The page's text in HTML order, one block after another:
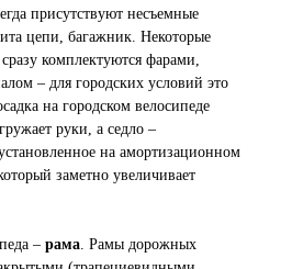
присутствуют несъемные
цепи, багажник. Некоторые
комплектуются фарами,
– для городских условий это
на городском велосипеде
руки, а седло –
на амортизационном
заметно увеличивает
– рама . Рамы дорожных